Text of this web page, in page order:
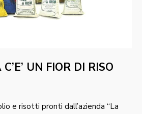
UN FIOR DI RISO
e risotti pronti dall’azienda “La